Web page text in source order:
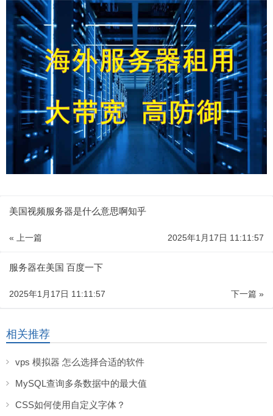
美国视频服务器是什么意思啊知乎
« 上一篇 2025年1月17日 11:11:57
服务器在美国 百度一下
下一篇 »
2025年1月17日 11:11:57
相关推荐
vps 模拟器 怎么选择合适的软件
MySQL查询多条数据中的最大值
CSS如何使用自定义字体？